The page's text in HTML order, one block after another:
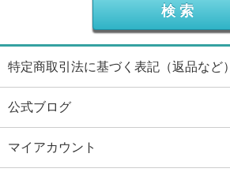
特定商取引法に基づく表記（返品など）
公式ブログ
マイアカウント